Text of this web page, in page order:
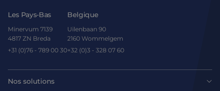
Les Pays-Bas
Minervum 7139
4817 ZN Breda
+31 (0)76 - 789 00 30
Belgique
Uilenbaan 90
2160 Wommelgem
+32 (0)3 - 328 07 60
Nos solutions